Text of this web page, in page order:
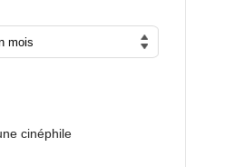
cinéphile